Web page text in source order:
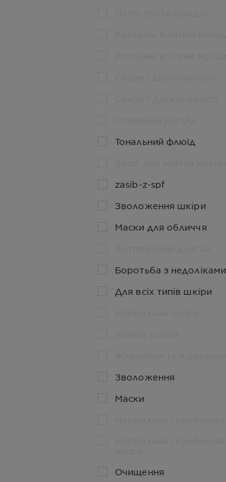
Тональний флюїд
zasib-z-spf
Зволоження шкiри
Маски для обличчя
Боротьба з недоліками
Для всіх типів шкіри
Зволоження
Маски
Очищення